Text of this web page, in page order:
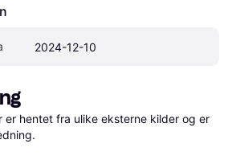
2024-12-10
er hentet fra ulike eksterne kilder og er